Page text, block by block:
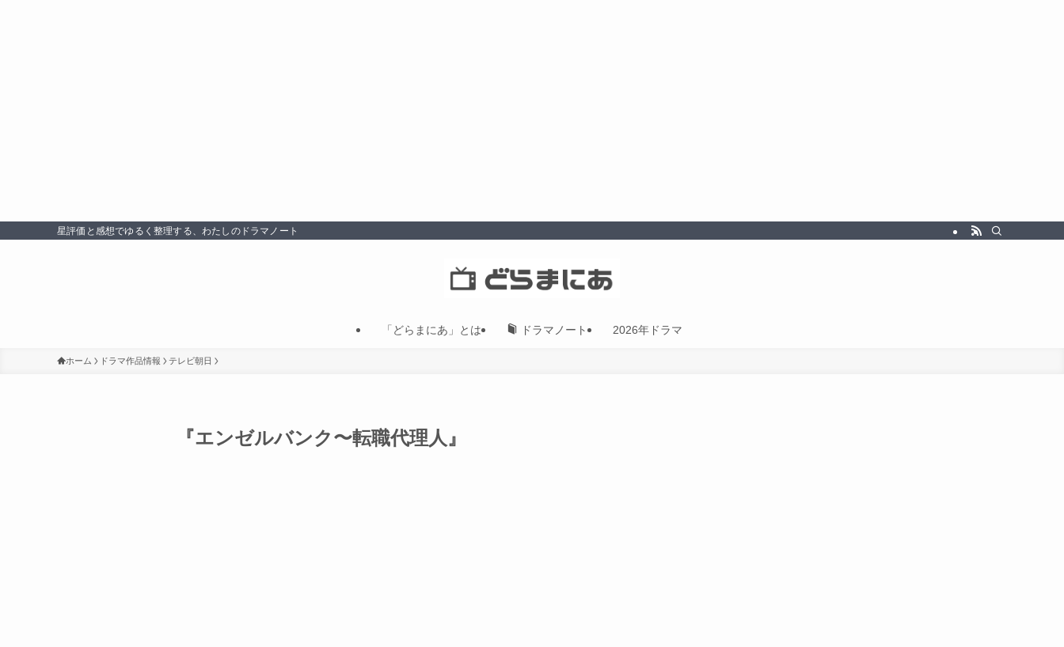
星評価と感想でゆるく整理する、わたしのドラマノート
「どらまにあ」とは ドラマノート 2026年ドラマ
ホーム ドラマ作品情報 テレビ朝日
『エンゼルバンク〜転職代理人』